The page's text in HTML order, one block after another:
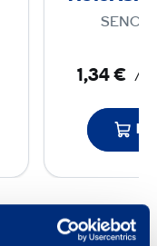
SENCO
1,34 € /